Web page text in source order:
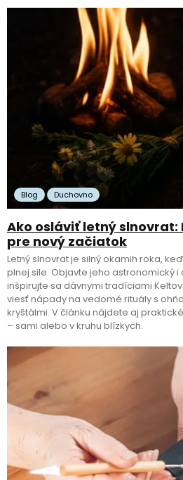
Blog Duchovno
Ako osláviť letný
pre nový začiatok
Letný slnovrat je silný okamih roka,
plnej sile. Objavte jeho astronomický i
inšpirujte sa dávnymi tradíciami
viesť nápady na vedomé rituály s
kryštálmi. V článku nájdete aj
– sami alebo v kruhu blízkych.